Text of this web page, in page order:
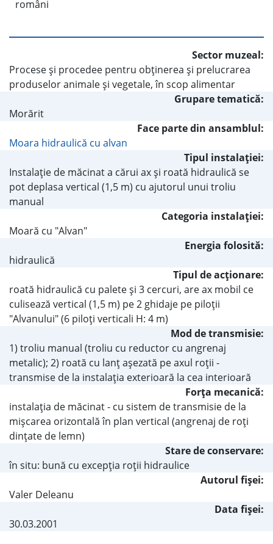
români
Sector muzeal:
Procese şi procedee pentru obţinerea şi prelucrarea
produselor animale şi vegetale, în scop alimentar
Grupare tematică:
Morărit
Face parte din ansamblul:
Moara hidraulică cu alvan
Tipul instalaţiei:
Instalaţie de măcinat a cărui ax şi roată hidraulică se
pot deplasa vertical (1,5 m) cu ajutorul unui troliu
manual
Categoria instalaţiei:
Moară cu "Alvan"
Energia folosită:
hidraulică
Tipul de acţionare:
roată hidraulică cu palete şi 3 cercuri, are ax mobil ce
culisează vertical (1,5 m) pe 2 ghidaje pe piloţii
"Alvanului" (6 piloţi verticali H: 4 m)
Mod de transmisie:
1) troliu manual (troliu cu reductor cu angrenaj
metalic); 2) roată cu lanţ aşezată pe axul roţii -
transmise de la instalaţia exterioară la cea interioară
Forţa mecanică:
instalaţia de măcinat - cu sistem de transmisie de la
mişcarea orizontală în plan vertical (angrenaj de roţi
dinţate de lemn)
Stare de conservare:
în situ: bună cu excepţia roţii hidraulice
Autorul fişei:
Valer Deleanu
Data fișei:
30.03.2001